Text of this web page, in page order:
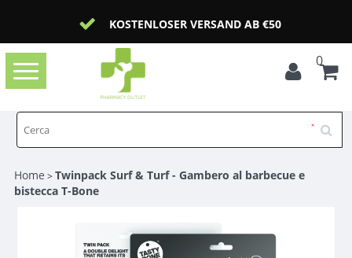
KOSTENLOSER VERSAND AB €50
Toggle
navigation
0
Home >Twinpack Surf & Turf - Gambero al barbecue e
bistecca T-Bone